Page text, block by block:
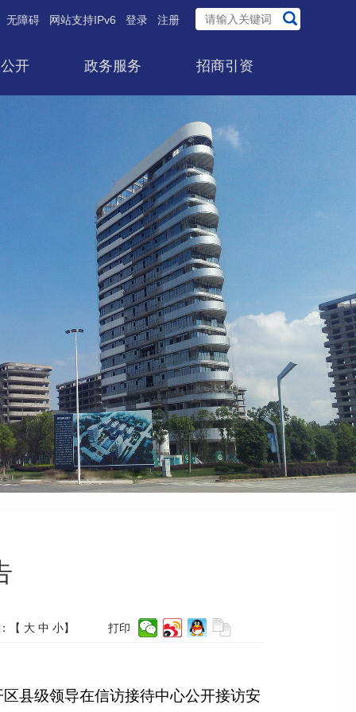
无障碍 网站支持IPv6 登录 注册
开 政务服务 招商引资
【 大 中 小】 打印
县级领导在信访接待中心公开接访安